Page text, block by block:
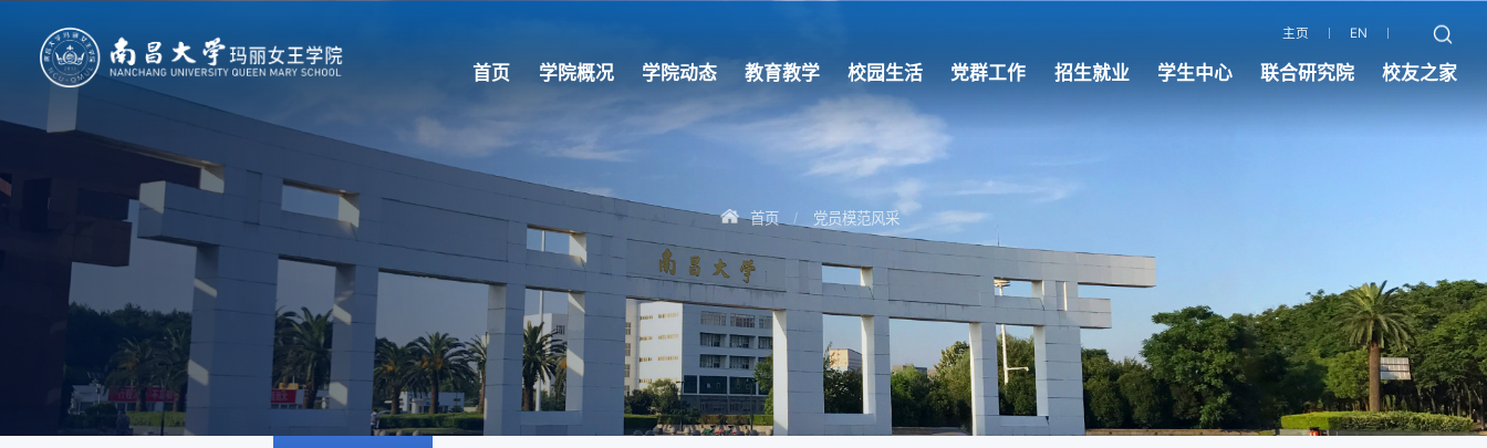
主页 EN
首页 学院概况 学院动态 教育教学 校园生活 党群工作 招生就业 学生中心 联合研究院 校友之家
首页 / 党员模范风采